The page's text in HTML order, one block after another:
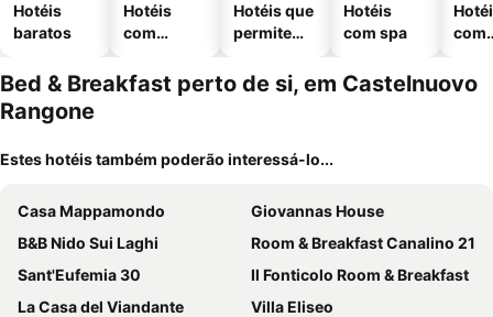
Hotéis
baratos
Hotéis
com
Hotéis que
permitem
Hotéis
com spa
com
Bed & Breakfast perto de si, em Castelnuovo
Rangone
Estes hotéis também poderão interessá-lo...
Casa Mappamondo
Giovannas House
B&B Nido Sui Laghi
Room & Breakfast Canalino 21
Sant'Eufemia 30
Il Fonticolo Room & Breakfast
La Casa del Viandante
Villa Eliseo